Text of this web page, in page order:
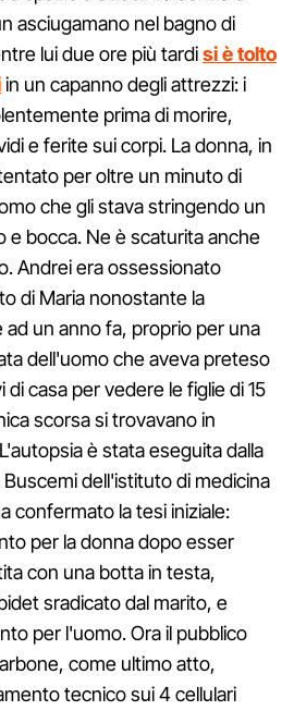
asciugamano nel bagno di
lui due ore più tardisi è tolto
in un capanno degli attrezzi: i
prima di morire,
e ferite sui corpi. La donna, in
per oltre un minuto di
che gli stava stringendo un
e bocca. Ne è scaturita anche
Andrei era ossessionato
di Maria nonostante la
un anno fa, proprio per una
dell'uomo che aveva preteso
casa per vedere le figlie di 15
scorsa si trovavano in
è stata eseguita dalla
dell'istituto di medicina
confermato la tesi iniziale:
per la donna dopo esser
con una botta in testa,
sradicato dal marito, e
per l'uomo. Ora il pubblico
come ultimo atto,
tecnico sui 4 cellulari